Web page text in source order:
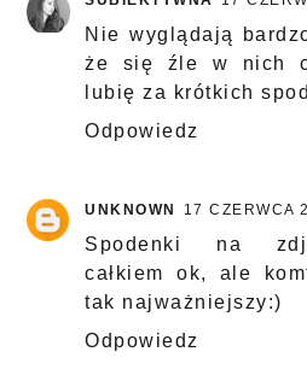
Nie wyglądają
że się źle w nich
lubię za krótkich
Odpowiedz
UNKNOWN 17 CZERWCA
Spodenki na
całkiem ok, ale
tak najważniejszy:)
Odpowiedz